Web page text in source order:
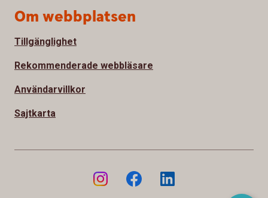
Om webbplatsen
Tillgänglighet
Rekommenderade webbläsare
Användarvillkor
Sajtkarta